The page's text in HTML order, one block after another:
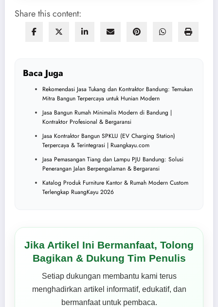
Share this content:
Baca Juga
Rekomendasi Jasa Tukang dan Kontraktor Bandung: Temukan
Mitra Bangun Terpercaya untuk Hunian Modern
Jasa Bangun Rumah Minimalis Modern di Bandung |
Kontraktor Profesional & Bergaransi
Jasa Kontraktor Bangun SPKLU (EV Charging Station)
Terpercaya & Terintegrasi | Ruangkayu.com
Jasa Pemasangan Tiang dan Lampu PJU Bandung: Solusi
Penerangan Jalan Berpengalaman & Bergaransi
Katalog Produk Furniture Kantor & Rumah Modern Custom
Terlengkap RuangKayu 2026
Jika Artikel Ini Bermanfaat, Tolong
Bagikan & Dukung Tim Penulis
Setiap dukungan membantu kami terus
menghadirkan artikel informatif, edukatif, dan
bermanfaat untuk pembaca.